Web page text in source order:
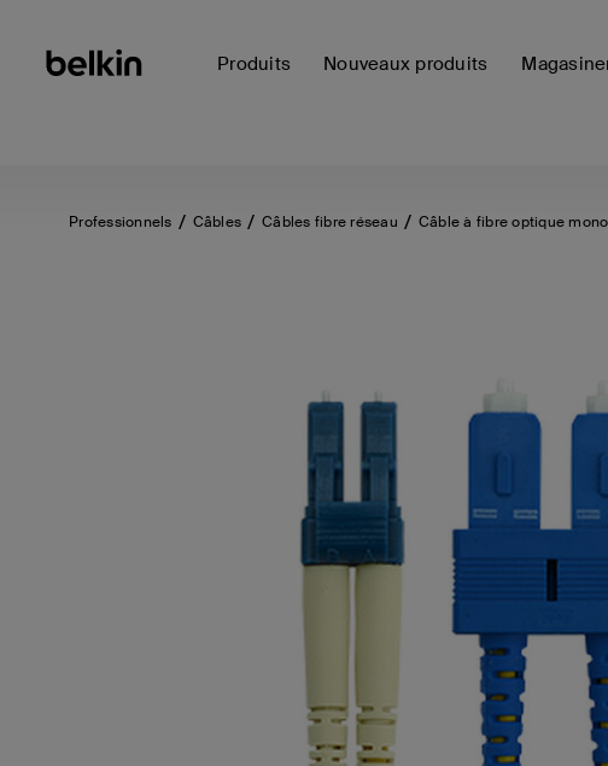
Produits Nouveaux produits
Professionnels Câbles Câbles fibre réseau Câble à fibre optique